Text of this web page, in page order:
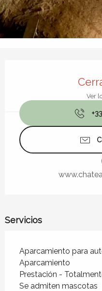
Ver
Servicios
Aparcamiento para
Aparcamiento
Prestación -
Se admiten mascotas